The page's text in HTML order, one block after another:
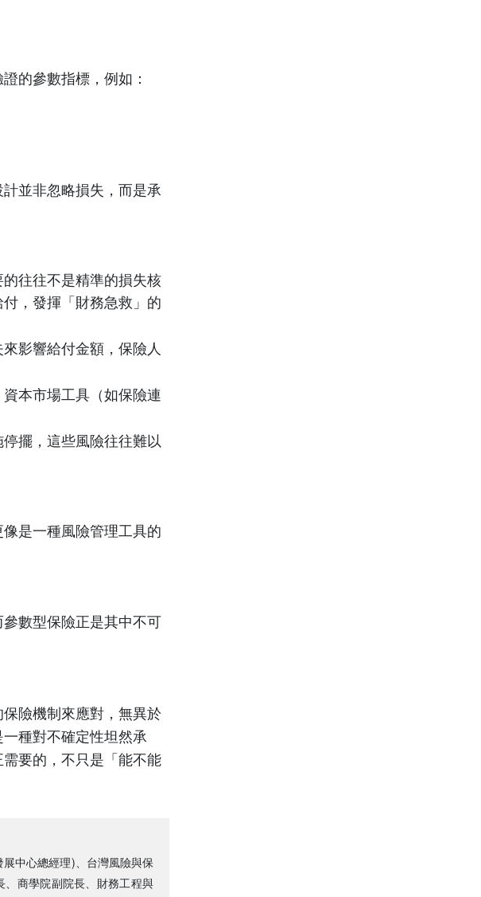
的參數指標，例如：
並非忽略損失，而是承
往往不是精準的損失核
，發揮「財務急救」的
影響給付金額，保險人
本市場工具（如保險連
擺，這些風險往往難以
是一種風險管理工具的
數型保險正是其中不可
險機制來應對，無異於
種對不確定性坦然承
要的，不只是「能不能
中心總經理)、台灣風險與保
商學院副院長、財務工程與